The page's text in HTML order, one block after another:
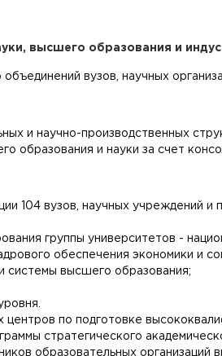
высшего образования и
вузов, научных
и научно-производственных
образования и науки за счет
104 вузов, научных учреждений
группы университетов -
обеспечения экономики и
системы высшего образования;
центров по подготовке
стратегического
образовательных